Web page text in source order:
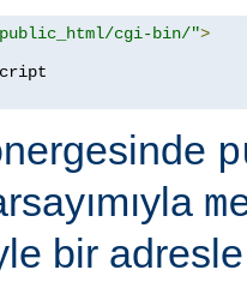
cgi-bin/">
bir